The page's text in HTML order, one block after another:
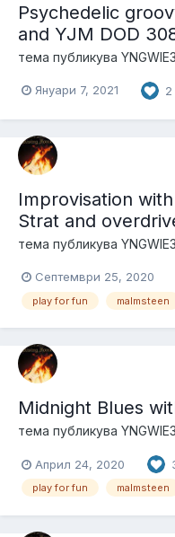
Psychedelic
and YJM DOD
тема публикува
Януари 7, 2021 2
Improvisation
Strat and
тема публикува
Септември 25, 2020
play for fun malmsteen
Midnight Blues
тема публикува
Април 24, 2020
play for fun malmsteen